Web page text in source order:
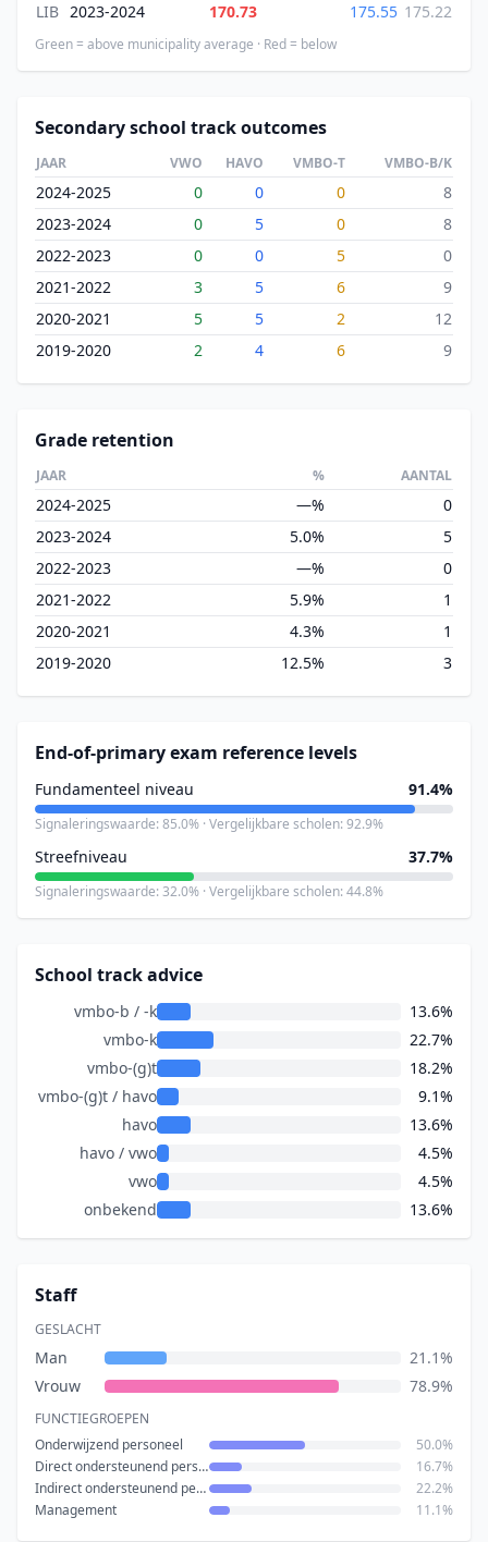
LIB 2023-2024 170.73 175.55 175.22
Green = above municipality average · Red = below
Secondary school track outcomes
JAAR VWO HAVO VMBO-T VMBO-B/K
2024-2025 0 0 0
8
2023-2024
0 5 0
8
2022-2023
0 0 5
0
2021-2022
3 5 6
9
2020-2021
5 5 2
12
2019-2020
2 4 6 9
Grade retention
JAAR % AANTAL
2024-2025 —%
0
2023-2024
5.0%
5
2022-2023
—%
0
2021-2022
5.9%
1
2020-2021
4.3%
1
2019-2020
12.5% 3
End-of-primary exam reference levels
Fundamenteel niveau 91.4%
Signaleringswaarde: 85.0% · Vergelijkbare scholen: 92.9%
Streefniveau 37.7%
Signaleringswaarde: 32.0% · Vergelijkbare scholen: 44.8%
School track advice
vmbo-b / -k
13.6%
vmbo-k
22.7%
vmbo-(g)t
18.2%
vmbo-(g)t / havo
9.1%
havo
13.6%
havo / vwo
4.5%
vwo
4.5%
onbekend
13.6%
Staff
GESLACHT
Man
21.1%
Vrouw
78.9%
FUNCTIEGROEPEN
Onderwijzend personeel
50.0%
Direct ondersteunend personeel
16.7%
Indirect ondersteunend personeel
22.2%
Management
11.1%